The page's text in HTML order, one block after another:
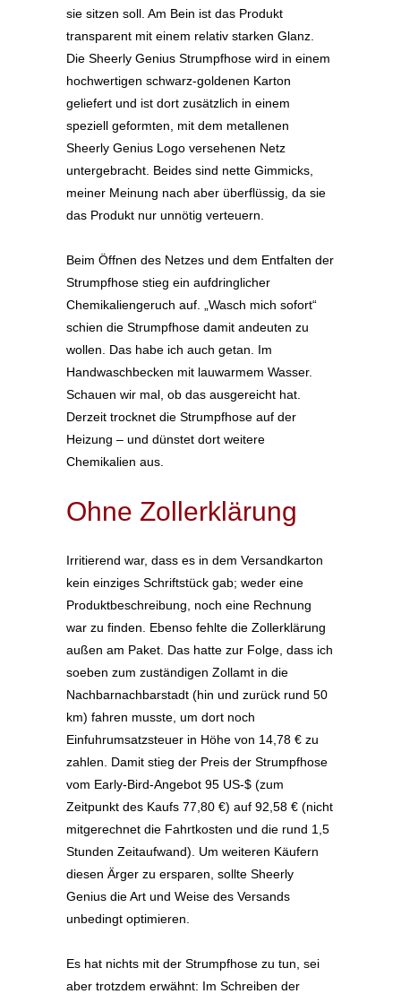
sie sitzen soll. Am Bein ist das Produkt
transparent mit einem relativ starken Glanz.
Die Sheerly Genius Strumpfhose wird in einem
hochwertigen schwarz-goldenen Karton
geliefert und ist dort zusätzlich in einem
speziell geformten, mit dem metallenen
Sheerly Genius Logo versehenen Netz
untergebracht. Beides sind nette Gimmicks,
meiner Meinung nach aber überflüssig, da sie
das Produkt nur unnötig verteuern.
Beim Öffnen des Netzes und dem Entfalten der
Strumpfhose stieg ein aufdringlicher
Chemikaliengeruch auf. „Wasch mich sofort“
schien die Strumpfhose damit andeuten zu
wollen. Das habe ich auch getan. Im
Handwaschbecken mit lauwarmem Wasser.
Schauen wir mal, ob das ausgereicht hat.
Derzeit trocknet die Strumpfhose auf der
Heizung – und dünstet dort weitere
Chemikalien aus.
Ohne Zollerklärung
Irritierend war, dass es in dem Versandkarton
kein einziges Schriftstück gab; weder eine
Produktbeschreibung, noch eine Rechnung
war zu finden. Ebenso fehlte die Zollerklärung
außen am Paket. Das hatte zur Folge, dass ich
soeben zum zuständigen Zollamt in die
Nachbarnachbarstadt (hin und zurück rund 50
km) fahren musste, um dort noch
Einfuhrumsatzsteuer in Höhe von 14,78 € zu
zahlen. Damit stieg der Preis der Strumpfhose
vom Early-Bird-Angebot 95 US-$ (zum
Zeitpunkt des Kaufs 77,80 €) auf 92,58 € (nicht
mitgerechnet die Fahrtkosten und die rund 1,5
Stunden Zeitaufwand). Um weiteren Käufern
diesen Ärger zu ersparen, sollte Sheerly
Genius die Art und Weise des Versands
unbedingt optimieren.
Es hat nichts mit der Strumpfhose zu tun, sei
aber trotzdem erwähnt: Im Schreiben der